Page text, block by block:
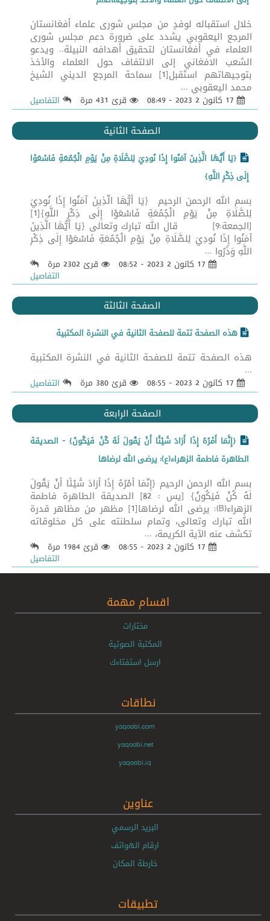
خلال استقباله لوفدٍ من مجلس شورى علماء أفغانستان
المرجع اليعقوبي يشدد على ضرورة دعم مجلس شورى
العلماء في أفغانستان لتحقيق أهدافه النبيلة.. ويدعو
الشعب الافغاني إلى الالتفاف حول العلماء والأخذ
بتوجيهاتهم استَقبل[1] سماحة المرجع الديني الشيخ
محمد اليعقوبي ...
قرئ 431 مرة التفاصيل
الصفحة الثانية
{يَا أَيُّهَا الَّذِينَ آمَنُوا إِذَا نُودِيَ لِلصَّلَاةِ مِنْ يَوْمِ الْجُمُعَةِ فَاسْعَوْا
إِلَى ذِكْرِ اللَّهِ}
بسم الله الرحمن الرحيم {يَا أَيُّهَا الَّذِينَ آمَنُوا إِذَا نُودِيَ
لِلصَّلَاةِ مِنْ يَوْمِ الْجُمُعَةِ فَاسْعَوْا إِلَى ذِكْرِ اللَّهِ}[1]
[الجمعة:9] قال الله تبارك وتعالى {يَا أَيُّهَا الَّذِينَ
آمَنُوا إِذَا نُودِيَ لِلصَّلَاةِ مِنْ يَوْمِ الْجُمُعَةِ فَاسْعَوْا إِلَى ذِكْرِ
اللَّهِ وَذَرُوا ...
قرئ 2302 مرة
التفاصيل
الصفحة الثالثة
هذه الصفحة تتمة للصفحة الثانية في النشرة المكتبية
هذه الصفحة تتمة للصفحة الثانية في النشرة المكتبية
...
قرئ 380 مرة التفاصيل
الصفحة الرابعة
{إِنَّمَا أَمْرُهُ إِذَا أَرَادَ شَيْئًا أَنْ يَقُولَ لَهُ كُنْ فَيَكُونُ} - الصديقة
الطاهرة فاطمة الزهراء(ع): يرضى الله لرضاها
بسم الله الرحمن الرحيم {إِنَّمَا أَمْرُهُ إِذَا أَرَادَ شَيْئًا أَنْ يَقُولَ
لَهُ كُنْ فَيَكُونُ} [يس : 82] الصديقة الطاهرة فاطمة
الزهراء(B): يرضى الله لرضاها[1] مظهر من مظاهر قدرة
الله تبارك وتعالى، وتمام سلطنته على كل مخلوقاته
تكشف عنه الآية الكريمة، ...
قرئ 1984 مرة
التفاصيل
اقسام مهمة
مختارات
المكتبة الصوتية
ارسل استفتاءك
نطاقات
yaqoobi.com
yaqoobi.net
yaqoobi.iq
عناوين
البريد الرسمي
ارقام الهواتف
خارطة المكان
تطبيقات